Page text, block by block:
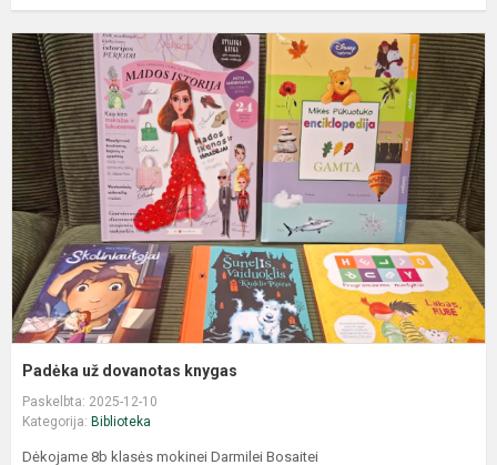
Padėka už dovanotas knygas
Paskelbta: 2025-12-10
Kategorija: Biblioteka
Dėkojame 8b klasės mokinei Darmilei Bosaitei